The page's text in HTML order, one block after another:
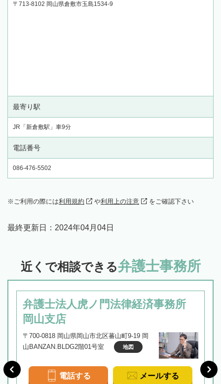
〒713-8102 岡山県倉敷市玉島1534-9
最寄り駅
JR「新倉敷駅」車9分
電話番号
086-476-5502
ご利用の際には利用規約 や利用上の注意 をご確認下さい
最終更新日： 2024年04月04日
近くで相談できる弁護士事務所
弁護士法人虎ノ門法律経済事務所
岡山支店
〒700-0818 岡山県岡山市北区蕃山町9-19 岡
山BANZAN.BLDG2階01号室
地図
電話する メールする